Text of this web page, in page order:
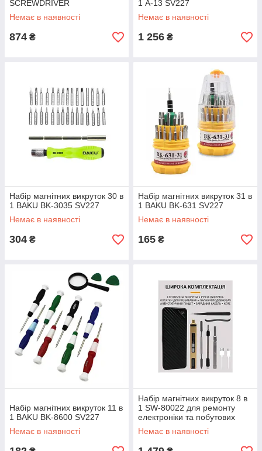
SCREWDRIVER
Універсальний набір для
точного ремонту електроніки
Немає в наявності
874 ₴
1 A-13 SV227
Немає в наявності
1 256 ₴
Набір магнітних викруток 30 в
1 BAKU BK-3035 SV227
Немає в наявності
304 ₴
Набір магнітних викруток 31 в
1 BAKU BK-631 SV227
Немає в наявності
165 ₴
Набір магнітних викруток 11 в
1 BAKU BK-8600 SV227
Немає в наявності
Набір магнітних викруток 8 в
1 SW-80022 для ремонту
електроніки та побутових
завдань SV227
Немає в наявності